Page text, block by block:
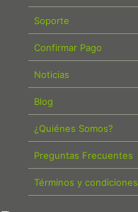
Soporte
Confirmar Pago
Noticias
Blog
¿Quiénes Somos?
Preguntas Frecuentes
Términos y condiciones